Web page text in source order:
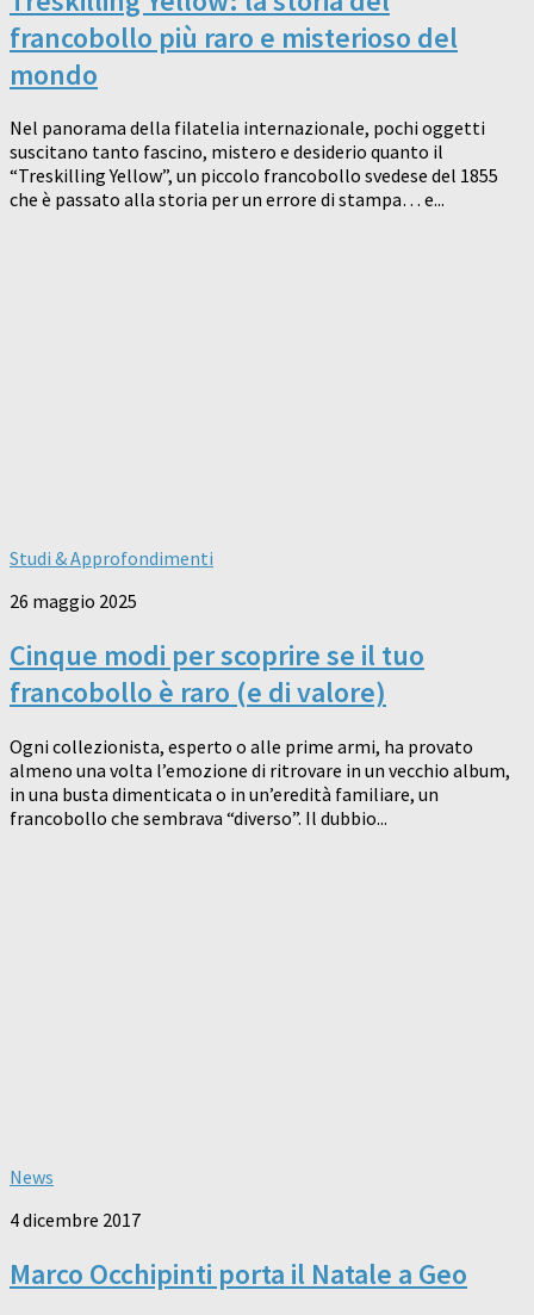
francobollo più raro e misterioso del
mondo
Nel panorama della filatelia internazionale, pochi oggetti
suscitano tanto fascino, mistero e desiderio quanto il
“Treskilling Yellow”, un piccolo francobollo svedese del 1855
che è passato alla storia per un errore di stampa… e...
Studi & Approfondimenti
26 maggio 2025
Cinque modi per scoprire se il tuo
francobollo è raro (e di valore)
Ogni collezionista, esperto o alle prime armi, ha provato
almeno una volta l’emozione di ritrovare in un vecchio album,
in una busta dimenticata o in un’eredità familiare, un
francobollo che sembrava “diverso”. Il dubbio...
News
4 dicembre 2017
Marco Occhipinti porta il Natale a Geo